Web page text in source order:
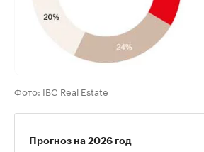
Фото: IBC Real Estate
Прогноз на 2026 год